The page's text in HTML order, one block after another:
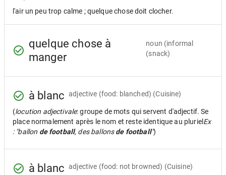
l'air un peu trop calme ; quelque chose doit clocher.
quelque chose à
manger
noun (informal
(snack)
à blanc adjective (food: blanched) (Cuisine)
(locution adjectivale: groupe de mots qui servent d'adjectif. Se
place normalement après le nom et reste identique au pluriel Ex
: "ballon de football, des ballonsde football")
à blanc adjective (food: not browned) (Cuisine)